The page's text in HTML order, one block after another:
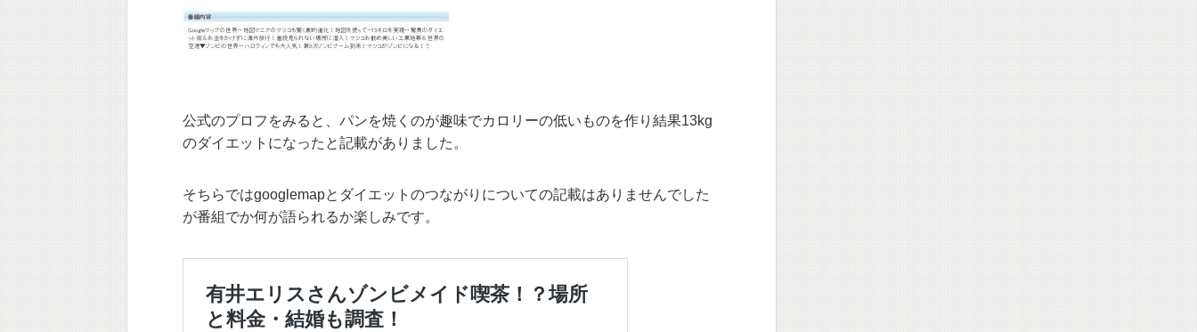
公式のプロフをみると、パンを焼くのが趣味でカロリーの低いものを作り結果13kg
のダイエットになったと記載がありました。
そちらではgooglemapとダイエットのつながりについての記載はありませんでした
が番組でか何が語られるか楽しみです。